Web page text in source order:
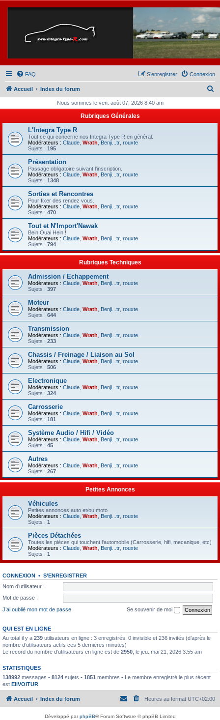
FAQ Connexion
S’enregistrer
Accueil Index du forum
h
Nous sommes le ven. août 07, 2026 8:40 am
Rubriques Générales
L'Integra Type R
Tout ce qui concerne nos Integra Type R en général.
Modérateurs : Claude Wrath Benji...tr rouxte
Sujets : 195
Présentation
Passage obligatoire suivant l'inscription.
Modérateurs : Claude Wrath Benji...tr rouxte
Sujets : 1348
Sorties et Rencontres
Pour fixer des rendez vous.
Modérateurs : Claude Wrath Benji...tr rouxte
Sujets : 470
Tout et N'Import'Nawak
Bein Ouai Hein !
Modérateurs : Claude Wrath Benji...tr rouxte
Sujets : 794
Rubriques Techniques
Admission / Echappement
Modérateurs : Claude Wrath Benji...tr rouxte
Sujets : 397
Moteur
Modérateurs : Claude Wrath Benji...tr rouxte
Sujets : 644
Transmission
Modérateurs : Claude Wrath Benji...tr rouxte
Sujets : 233
Chassis / Freinage / Liaison au Sol
Modérateurs : Claude Wrath Benji...tr rouxte
Sujets : 506
Electronique
Modérateurs : Claude Wrath Benji...tr rouxte
Sujets : 324
Carrosserie
Modérateurs : Claude Wrath Benji...tr rouxte
Sujets : 181
Système Audio / Hifi / Vidéo
Modérateurs : Claude Wrath Benji...tr rouxte
Sujets : 45
Autres
Modérateurs : Claude Wrath Benji...tr rouxte
Sujets : 267
Petites Annonces
Véhicules
Petites annonces auto et/ou moto
Modérateurs : Claude Wrath Benji...tr rouxte
Sujets : 1
Pièces Détachées
Toutes les pièces qui touchent l'automobile (Carrosserie, hifi, mecanique, etc)
Modérateurs : Claude Wrath Benji...tr rouxte
Sujets : 1
CONNEXION • S’ENREGISTRER
Nom d’utilisateur :
Mot de passe :
J’ai oublié mon mot de passe
Se souvenir de moi
QUI EST EN LIGNE
Au total il y a 239 utilisateurs en ligne : 3 enregistrés, 0 invisible et 236 invités (d’après le
nombre d’utilisateurs actifs ces 5 dernières minutes)
Le record du nombre d’utilisateurs en ligne est de 2950 , le jeu. mai 21, 2026 3:55 am
STATISTIQUES
138992 messages • 8124 sujets • 1851 membres • Le membre enregistré le plus récent
est EliVOITUR
Accueil Index du forum Heures au format UTC+02:00
Développé parphpBB® Forum Software © phpBB Limited